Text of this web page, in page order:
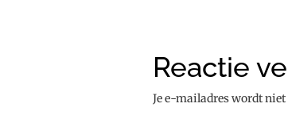
Reactie
Je e-mailadres wordt